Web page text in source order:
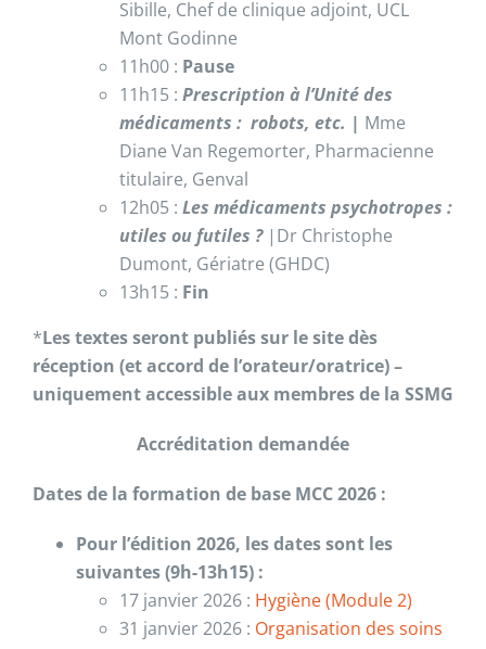
Sibille, Chef de clinique adjoint, UCL
Mont Godinne
11h00 : Pause
11h15 : Prescription à l’Unité des
médicaments : robots, etc. | Mme
Diane Van Regemorter, Pharmacienne
titulaire, Genval
12h05 : Les médicaments psychotropes :
utiles ou futiles ?|Dr Christophe
Dumont, Gériatre (GHDC)
13h15 : Fin
*Les textes seront publiés sur le site dès
réception (et accord de l’orateur/oratrice) –
uniquement accessible aux membres de la SSMG
Accréditation demandée
Dates de la formation de base MCC 2026 :
Pour l’édition 2026, les dates sont les
suivantes (9h-13h15) :
17 janvier 2026 : Hygiène (Module 2)
31 janvier 2026 : Organisation des soins